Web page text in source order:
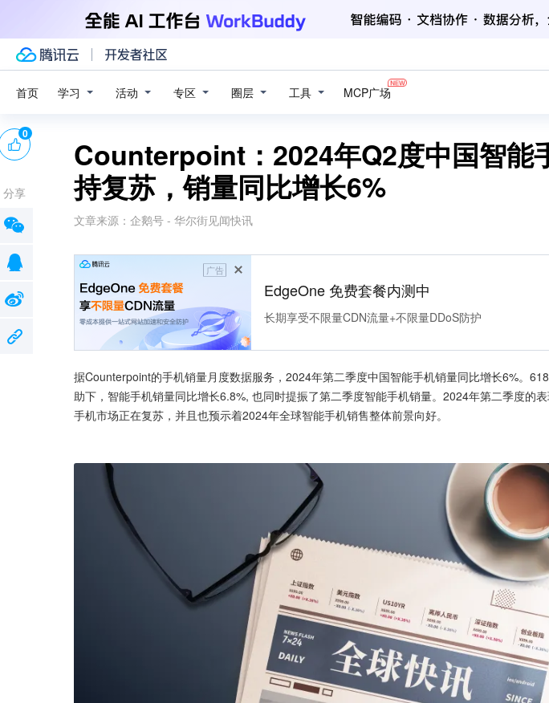
首页 学习 活动 专区 圈层 工具 MCP广场
Counterpoint：2024年Q2度中国智能
持复苏，销量同比增长6%
文章来源： 企鹅号 - 华尔街见闻快讯
广告
EdgeOne 免费套餐内测中
长期享受不限量CDN流量+不限量DDoS防护
据Counterpoint的手机销量月度数据服务，2024年第二季度中国智能手机销量同比增长6%。
助下，智能手机销量同比增长6.8%, 也同时提振了第二季度智能手机销量。2024年第二季度的
手机市场正在复苏，并且也预示着2024年全球智能手机销售整体前景向好。
0
分享